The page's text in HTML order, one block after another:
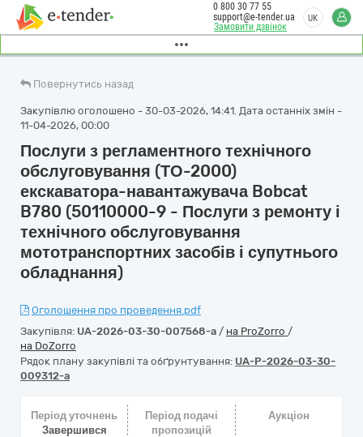
Замовити дзвінок
0 800 30 77 55
support@e-tender.ua
UK
Повернутись назад
Закупівлю оголошено - 30-03-2026, 14:41. Дата останніх змін -
11-04-2026, 00:00
Послуги з регламентного технічного
обслуговування (ТО-2000)
екскаватора-навантажувача Bobcat
B780 (50110000-9 - Послуги з ремонту і
технічного обслуговування
мототранспортних засобів і супутнього
обладнання)
Оголошення про проведення.pdf
Закупівля: UA-2026-03-30-007568-a / на ProZorro /
на DoZorro
Рядок плану закупівлі та обґрунтування: UA-P-2026-03-30-
009312-a
Період уточнень
Завершився
Період подачі
пропозицій
Аукціон